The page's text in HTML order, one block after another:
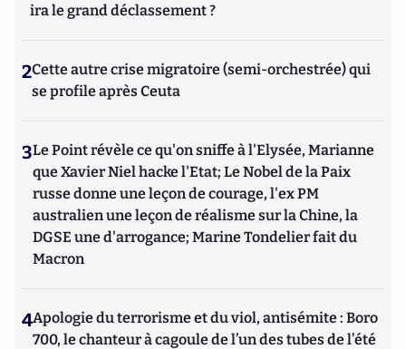
ira le grand déclassement ?
2Cette autre crise migratoire (semi-orchestrée) qui
se profile après Ceuta
3Le Point révèle ce qu'on sniffe à l'Elysée, Marianne
que Xavier Niel hacke l'Etat; Le Nobel de la Paix
russe donne une leçon de courage, l'ex PM
australien une leçon de réalisme sur la Chine, la
DGSE une d'arrogance; Marine Tondelier fait du
Macron
4Apologie du terrorisme et du viol, antisémite : Boro
700, le chanteur à cagoule de l’un des tubes de l’été